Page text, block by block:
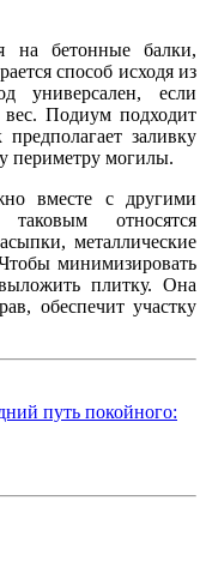
на бетонные балки,
способ исходя из
универсален, если
вес. Подиум подходит
заливку
периметру могилы.
вместе с другими
относятся
металлические
минимизировать
плитку. Она
обеспечит участку
путь покойного: